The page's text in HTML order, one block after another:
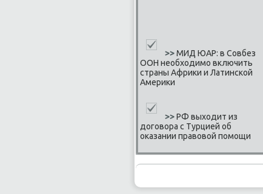
>>МИД ЮАР: в Совбез
ООН необходимо включить
страны Африки и Латинской
Америки
>>РФ выходит из
договора с Турцией об
оказании правовой помощи